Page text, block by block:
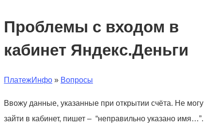
Проблемы с входом в
кабинет Яндекс.Деньги
ПлатежИнфо » Вопросы
Ввожу данные, указанные при открытии счёта. Не могу
зайти в кабинет, пишет – “неправильно указано имя…”.